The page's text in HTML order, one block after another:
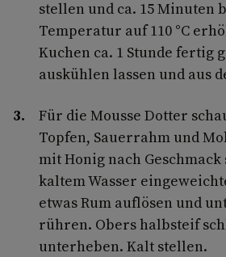
stellen und ca. 15 Minuten
Temperatur auf 110 °C
Kuchen ca. 1 Stunde fertig
auskühlen lassen und aus
Für die Mousse Dotter
Topfen, Sauerrahm und
mit Honig nach
kaltem Wasser
etwas Rum auflösen und
rühren. Obers halbsteif
unterheben. Kalt stellen.